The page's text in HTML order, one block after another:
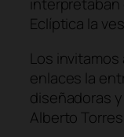
Eclíptica la
Los
enlaces la
diseñadoras
Alberto